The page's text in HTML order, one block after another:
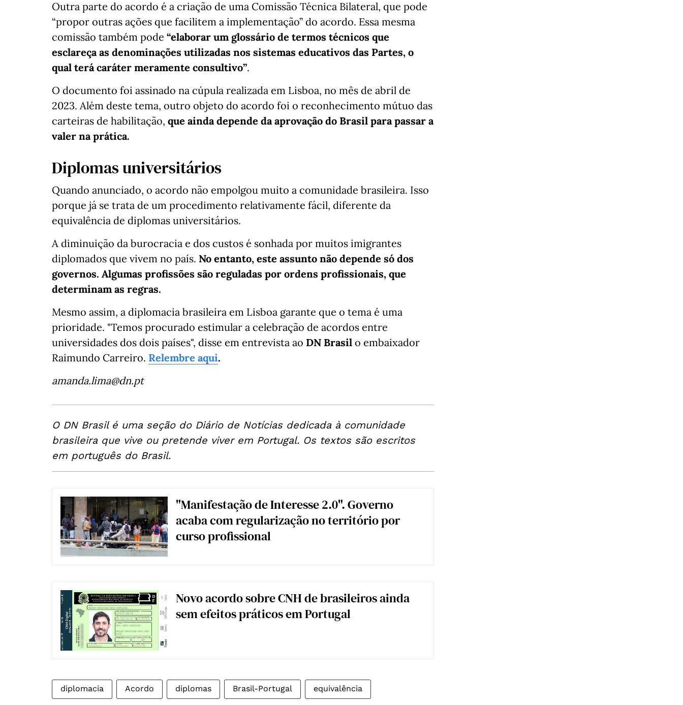
Outra parte do acordo é a criação de uma Comissão Técnica Bilateral, que pode
“propor outras ações que facilitem a implementação” do acordo. Essa mesma
comissão também pode “elaborar um glossário de termos técnicos que
esclareça as denominações utilizadas nos sistemas educativos das Partes, o
qual terá caráter meramente consultivo”.
O documento foi assinado na cúpula realizada em Lisboa, no mês de abril de
2023. Além deste tema, outro objeto do acordo foi o reconhecimento mútuo das
carteiras de habilitação, que ainda depende da aprovação do Brasil para passar a
valer na prática.
Diplomas universitários
Quando anunciado, o acordo não empolgou muito a comunidade brasileira. Isso
porque já se trata de um procedimento relativamente fácil, diferente da
equivalência de diplomas universitários.
A diminuição da burocracia e dos custos é sonhada por muitos imigrantes
diplomados que vivem no país. No entanto, este assunto não depende só dos
governos. Algumas profissões são reguladas por ordens profissionais, que
determinam as regras.
Mesmo assim, a diplomacia brasileira em Lisboa garante que o tema é uma
prioridade. "Temos procurado estimular a celebração de acordos entre
universidades dos dois países", disse em entrevista ao DN Brasil o embaixador
Raimundo Carreiro. Relembre aqui.
amanda.lima@dn.pt
O DN Brasil é uma seção do Diário de Notícias dedicada à comunidade
brasileira que vive ou pretende viver em Portugal. Os textos são escritos
em português do Brasil.
"Manifestação de Interesse 2.0". Governo
acaba com regularização no território por
curso profissional
Novo acordo sobre CNH de brasileiros ainda
sem efeitos práticos em Portugal
diplomacia Acordo diplomas Brasil-Portugal equivalência